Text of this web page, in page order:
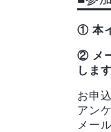
① 本
② メ
します
お申
アン
メー